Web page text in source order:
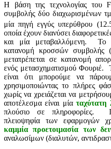
Η βάση της τεχνολογίας του
συμβολής δύο διαχωρισμένων
μία πηγή εγγύς υπερύθρου
οποία έχουν διανύσει
και μία μεταβαλλόμενη. Το
κατανομή κροσσών συμβολής
μετατρέπεται σε κατανομή
ενός μετασχηματισμού Φουριέ.
είναι ότι μπορούμε να
χρησιμοποιώντας το πλήρες
χωρίς να χρειάζεται να
αποτέλεσμα είναι μία
πλούσιο σε πληροφορίες.
πλειοψηφία των εφαρμογών
καμμία προετοιμασία των
αναλωσίμων (διαλυτών,